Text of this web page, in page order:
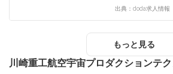
出典：doda求人情
もっと見る
川崎重工航空宇宙プロダクションテ